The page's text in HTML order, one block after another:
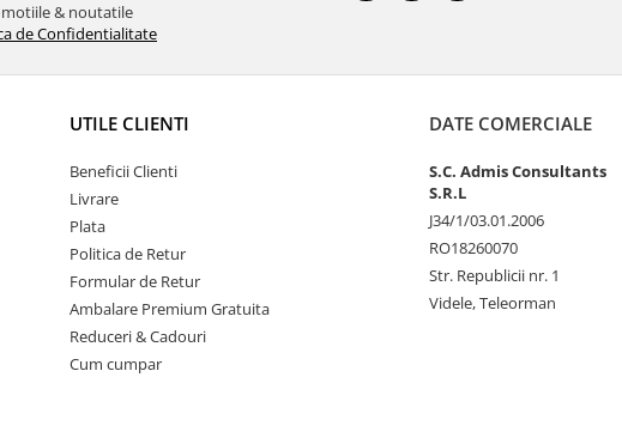
& noutatile
de Confidentialitate
UTILE CLIENTI
Beneficii Clienti
Livrare
Plata
Politica de Retur
Formular de Retur
Ambalare Premium Gratuita
Reduceri & Cadouri
Cum cumpar
DATE COMERCIALE
S.C. Admis Consultants
S.R.L
J34/1/03.01.2006
RO18260070
Str. Republicii nr. 1
Videle, Teleorman